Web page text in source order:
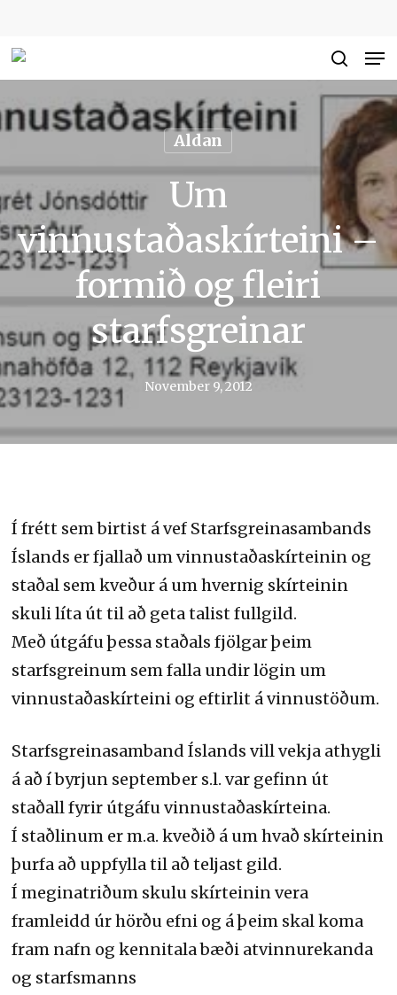
search
Aldan
Um
vinnustaðaskírteini –
formið og fleiri
starfsgreinar
November 9, 2012
Í frétt sem birtist á vef Starfsgreinasambands
Íslands er fjallað um vinnustaðaskírteinin og
staðal sem kveður á um hvernig skírteinin
skuli líta út til að geta talist fullgild.
Með útgáfu þessa staðals fjölgar þeim
starfsgreinum sem falla undir lögin um
vinnustaðaskírteini og eftirlit á vinnustöðum.
Starfsgreinasamband Íslands vill vekja athygli
á að í byrjun september s.l. var gefinn út
staðall fyrir útgáfu vinnustaðaskírteina.
Í staðlinum er m.a. kveðið á um hvað skírteinin
þurfa að uppfylla til að teljast gild.
Í meginatriðum skulu skírteinin vera
framleidd úr hörðu efni og á þeim skal koma
fram nafn og kennitala bæði atvinnurekanda
og starfsmanns
Close